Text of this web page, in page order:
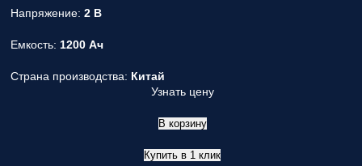
Напряжение: 2 В
Емкость: 1200 Ач
Страна производства: Китай
Узнать цену
В корзину
Купить в 1 клик